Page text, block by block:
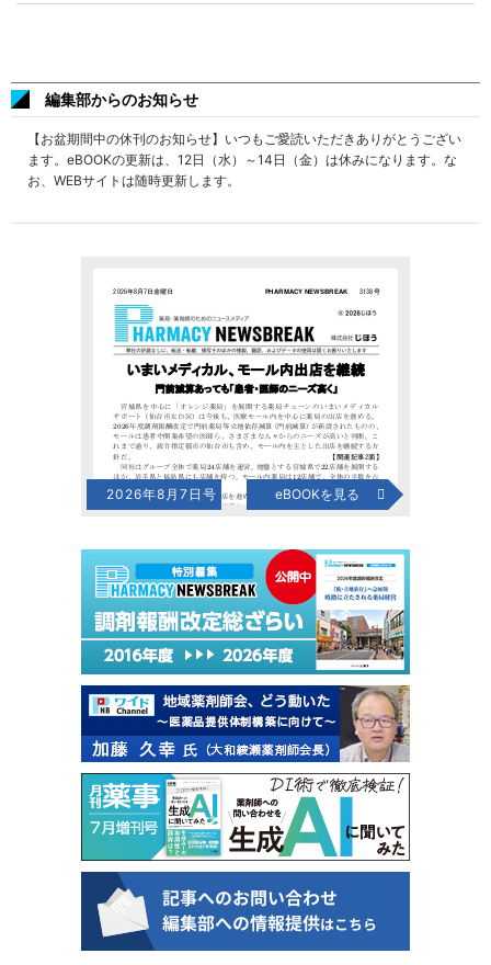
編集部からのお知らせ
【お盆期間中の休刊のお知らせ】いつもご愛読いただきありがとうござい
ます。eBOOKの更新は、12日（水）～14日（金）は休みになります。な
お、WEBサイトは随時更新します。
2026年8月7日号 eBOOKを見る